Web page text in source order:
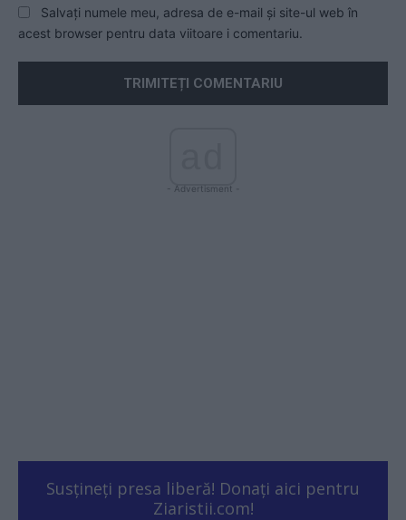
Salvați numele meu, adresa de e-mail și site-ul web în
acest browser pentru data viitoare i comentariu.
- Advertisment -
Susțineți presa liberă! Donați aici pentru
Ziaristii.com!